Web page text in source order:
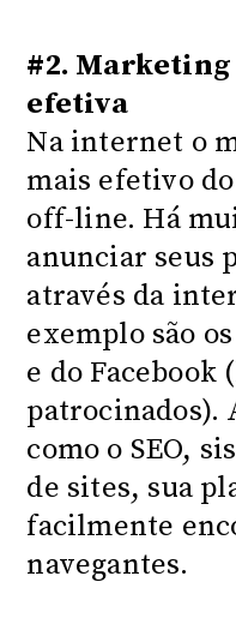
#2.
efetiva
Na internet o
mais efetivo
off-line. Há
anunciar seus
através da
exemplo são
e do Facebook
patrocinados).
como o SEO,
de sites, sua
facilmente
navegantes.